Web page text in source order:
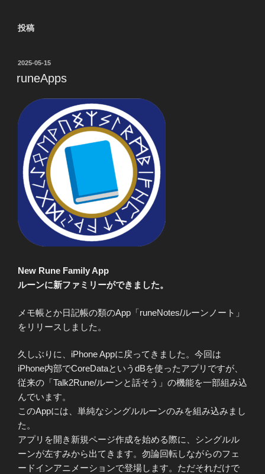
投稿
投
日:
2025-05-15
runeApps
New Rune Family App
ルーンに新ファミリーができました。
メモ帳とか日記帳の類のApp「runeNotes/ルーンノート」
をリリースしました。
久しぶりに、iPhone Appに戻ってきました。今回は
iPhone内部でCoreDataというdBを使ったアプリですが、
従来の「Talk2Rune/ルーンと話そう」の機能を一部組み込
んでいます。
このAppには、単純なシングルルーンのみを組み込みまし
た。
アプリを開き新規ページ作成を始める際に、シングルル
ーンが左すみから出てきます。勿論回転しながらのフェ
ードインアニメーションで登場します。ただそれだけで